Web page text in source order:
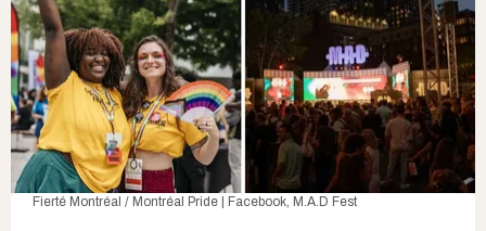
Fierté Montréal / Montréal Pride | Facebook, M.A.D Fest